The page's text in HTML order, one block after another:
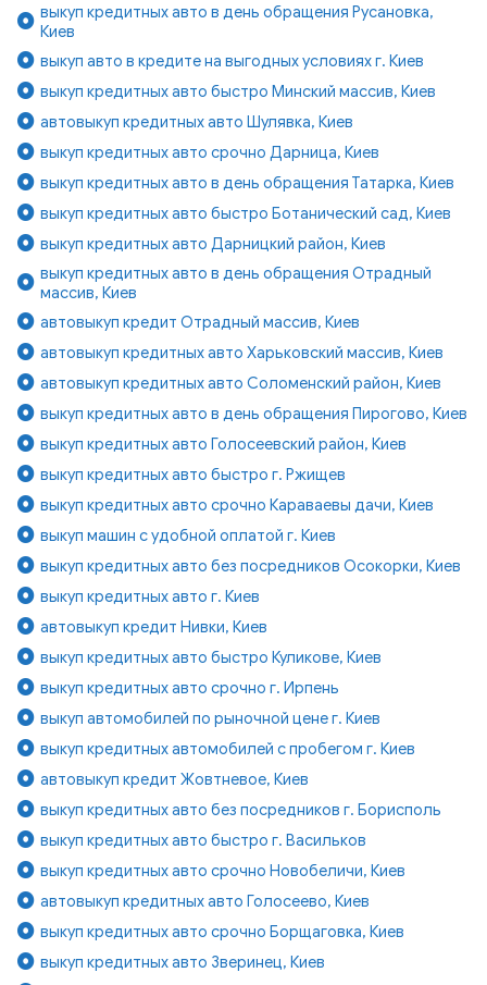
выкуп кредитных авто в день обращения Русановка,
Киев
выкуп авто в кредите на выгодных условиях г. Киев
выкуп кредитных авто быстро Минский массив, Киев
автовыкуп кредитных авто Шулявка, Киев
выкуп кредитных авто срочно Дарница, Киев
выкуп кредитных авто в день обращения Татарка, Киев
выкуп кредитных авто быстро Ботанический сад, Киев
выкуп кредитных авто Дарницкий район, Киев
выкуп кредитных авто в день обращения Отрадный
массив, Киев
автовыкуп кредит Отрадный массив, Киев
автовыкуп кредитных авто Харьковский массив, Киев
автовыкуп кредитных авто Соломенский район, Киев
выкуп кредитных авто в день обращения Пирогово, Киев
выкуп кредитных авто Голосеевский район, Киев
выкуп кредитных авто быстро г. Ржищев
выкуп кредитных авто срочно Караваевы дачи, Киев
выкуп машин с удобной оплатой г. Киев
выкуп кредитных авто без посредников Осокорки, Киев
выкуп кредитных авто г. Киев
автовыкуп кредит Нивки, Киев
выкуп кредитных авто быстро Куликове, Киев
выкуп кредитных авто срочно г. Ирпень
выкуп автомобилей по рыночной цене г. Киев
выкуп кредитных автомобилей с пробегом г. Киев
автовыкуп кредит Жовтневое, Киев
выкуп кредитных авто без посредников г. Борисполь
выкуп кредитных авто быстро г. Васильков
выкуп кредитных авто срочно Новобеличи, Киев
автовыкуп кредитных авто Голосеево, Киев
выкуп кредитных авто срочно Борщаговка, Киев
выкуп кредитных авто Зверинец, Киев